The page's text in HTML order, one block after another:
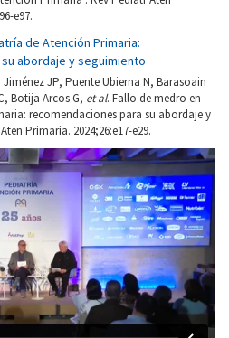
e97.
de Atención Primaria:
abordaje y seguimiento
JP, Puente Ubierna N, Barasoain
Botija Arcos G, et al. Fallo de medro en
recomendaciones para su abordaje y
Primaria. 2024;26:e17-e29.